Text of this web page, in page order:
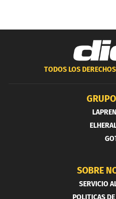
TODOS LOS
SOBRE
SERVICIO